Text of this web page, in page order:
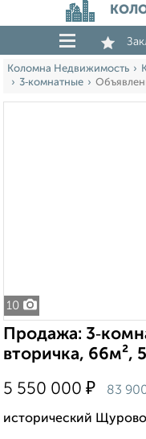
Коломна Недвижимость
3‑комнатные
10
Продажа:
вторичка, 66м²,
5 550 000 ₽ 83
исторический